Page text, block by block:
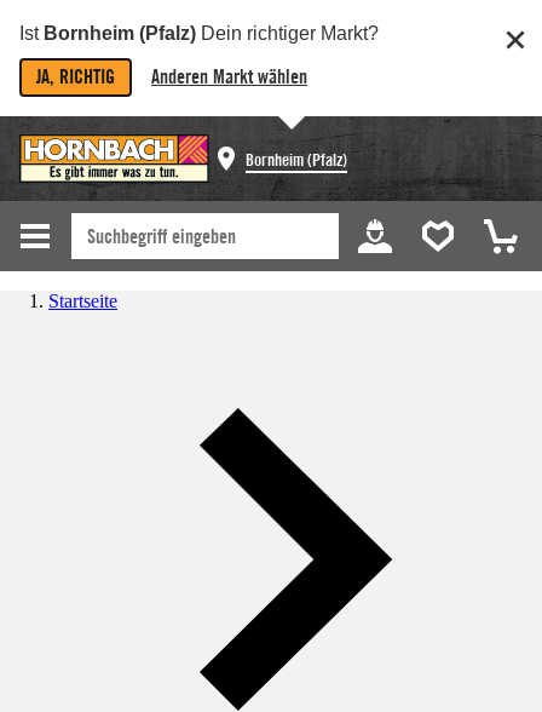
Ist Bornheim (Pfalz) Dein richtiger Markt?
JA, RICHTIG Anderen Markt wählen
Bornheim (Pfalz)
Startseite